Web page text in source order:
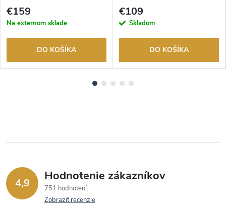
tovaru. Autorizovaný predajca.
€159
Na externom sklade
DO KOŠÍKA
tovaru. Autorizovaný predajca.
€109
Skladom
DO KOŠÍKA
4,9 Hodnotenie zákazníkov
751 hodnotení
Zobraziť recenzie